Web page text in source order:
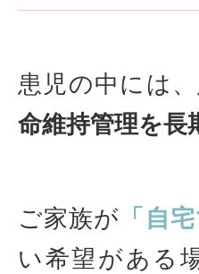
患児の中には、
命維持管理を長
ご家族が 「自
い希望がある